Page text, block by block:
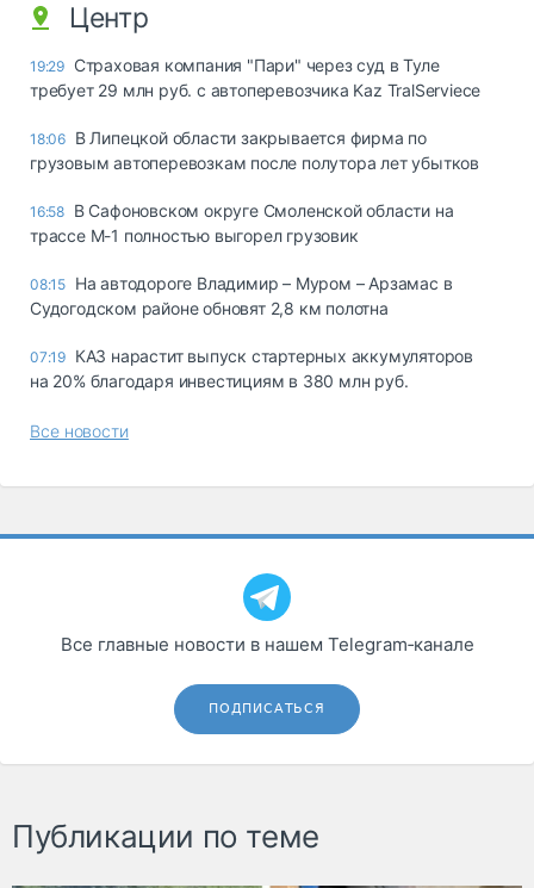
Центр
19:29 Страховая компания "Пари" через суд в Туле
требует 29 млн руб. с автоперевозчика Kaz TralServiece
18:06 В Липецкой области закрывается фирма по
грузовым автоперевозкам после полутора лет убытков
16:58 В Сафоновском округе Смоленской области на
трассе М-1 полностью выгорел грузовик
08:15 На автодороге Владимир – Муром – Арзамас в
Судогодском районе обновят 2,8 км полотна
07:19 КАЗ нарастит выпуск стартерных аккумуляторов
на 20% благодаря инвестициям в 380 млн руб.
Все новости
Все главные новости в нашем Telegram‑канале
ПОДПИСАТЬСЯ
Публикации по теме